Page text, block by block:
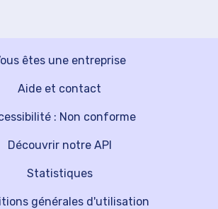
êtes une entreprise
Découvrir notre API
Aide et contact
Statistiques
: Non conforme
générales d'utilisation